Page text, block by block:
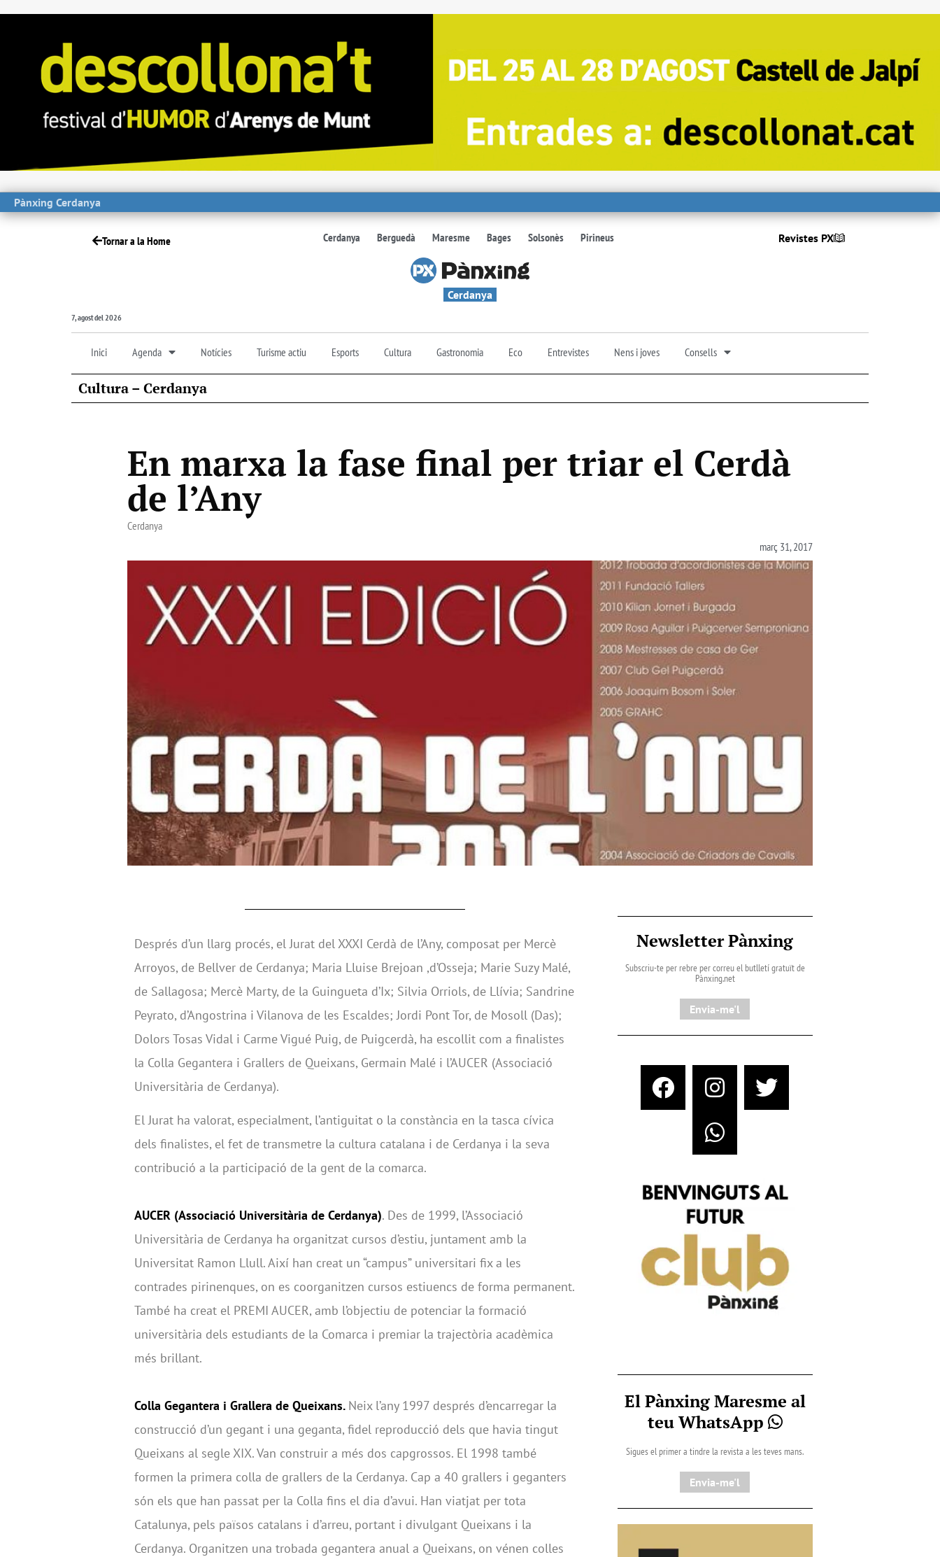
Pànxing Cerdanya
Tornar a la Home Cerdanya Berguedà Maresme Bages Solsonès Pirineus Revistes PX
Cerdanya
7, agost del 2026
Inici Agenda Notícies Turisme actiu Esports Cultura Gastronomia Eco Entrevistes Nens i joves Consells
Cultura – Cerdanya
En marxa la fase final per triar el Cerdà
de l’Any
Cerdanya
març 31, 2017
Després d’un llarg procés, el Jurat del XXXI Cerdà de l’Any, composat per Mercè
Arroyos, de Bellver de Cerdanya; Maria Lluise Brejoan ,d’Osseja; Marie Suzy Malé,
de Sallagosa; Mercè Marty, de la Guingueta d’Ix; Silvia Orriols, de Llívia; Sandrine
Peyrato, d’Angostrina i Vilanova de les Escaldes; Jordi Pont Tor, de Mosoll (Das);
Dolors Tosas Vidal i Carme Vigué Puig, de Puigcerdà, ha escollit com a finalistes
la Colla Gegantera i Grallers de Queixans, Germain Malé i l’AUCER (Associació
Universitària de Cerdanya).
El Jurat ha valorat, especialment, l’antiguitat o la constància en la tasca cívica
dels finalistes, el fet de transmetre la cultura catalana i de Cerdanya i la seva
contribució a la participació de la gent de la comarca.
AUCER (Associació Universitària de Cerdanya). Des de 1999, l’Associació
Universitària de Cerdanya ha organitzat cursos d’estiu, juntament amb la
Universitat Ramon Llull. Així han creat un “campus” universitari fix a les
contrades pirinenques, on es coorganitzen cursos estiuencs de forma permanent.
També ha creat el PREMI AUCER, amb l’objectiu de potenciar la formació
universitària dels estudiants de la Comarca i premiar la trajectòria acadèmica
més brillant.
Colla Gegantera i Grallera de Queixans. Neix l’any 1997 després d’encarregar la
construcció d’un gegant i una geganta, fidel reproducció dels que havia tingut
Queixans al segle XIX. Van construir a més dos capgrossos. El 1998 també
formen la primera colla de grallers de la Cerdanya. Cap a 40 grallers i geganters
són els que han passat per la Colla fins el dia d’avui. Han viatjat per tota
Catalunya, pels països catalans i d’arreu, portant i divulgant Queixans i la
Cerdanya. Organitzen una trobada gegantera anual a Queixans, on vénen colles
Newsletter Pànxing
Subscriu-te per rebre per correu el butlletí gratuït de
Pànxing.net​
Envia-me'l
El Pànxing Maresme al
teu WhatsApp
Sigues el primer a tindre la revista a les teves mans.
Envia-me'l